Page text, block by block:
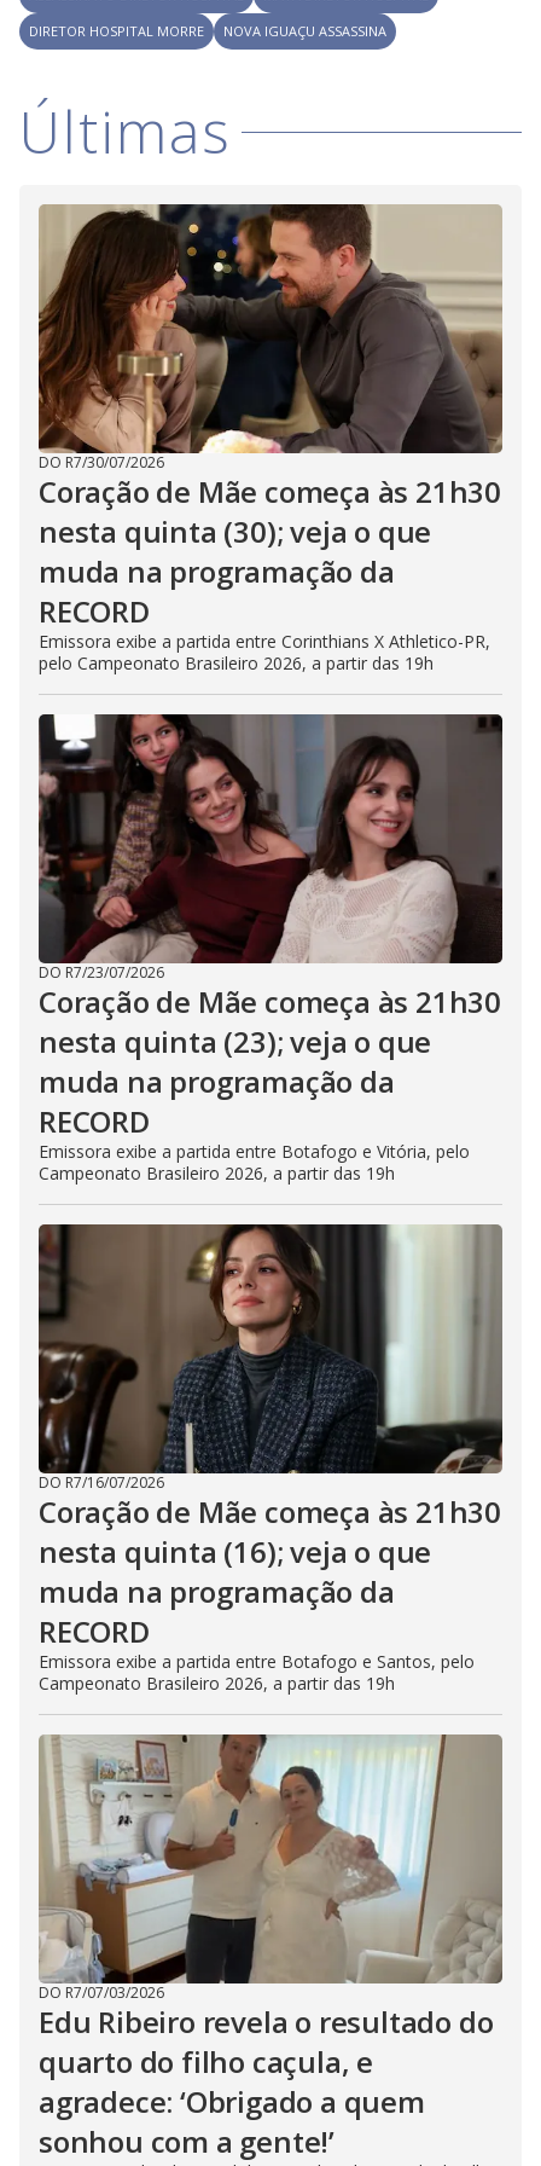
i
d
e
o
DIRETOR HOSPITAL MORRE
NOVA IGUAÇU ASSASSINA
Últimas
DO R7/30/07/2026
Coração de Mãe começa às 21h30
nesta quinta (30); veja o que
muda na programação da
RECORD
Emissora exibe a partida entre Corinthians X Athletico-PR,
pelo Campeonato Brasileiro 2026, a partir das 19h
DO R7/23/07/2026
Coração de Mãe começa às 21h30
nesta quinta (23); veja o que
muda na programação da
RECORD
Emissora exibe a partida entre Botafogo e Vitória, pelo
Campeonato Brasileiro 2026, a partir das 19h
DO R7/16/07/2026
Coração de Mãe começa às 21h30
nesta quinta (16); veja o que
muda na programação da
RECORD
Emissora exibe a partida entre Botafogo e Santos, pelo
Campeonato Brasileiro 2026, a partir das 19h
DO R7/07/03/2026
Edu Ribeiro revela o resultado do
quarto do filho caçula, e
agradece: ‘Obrigado a quem
sonhou com a gente!’